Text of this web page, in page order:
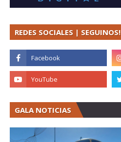
REDES SOCIALES | SEGUINOS!
GALA NOTICIAS